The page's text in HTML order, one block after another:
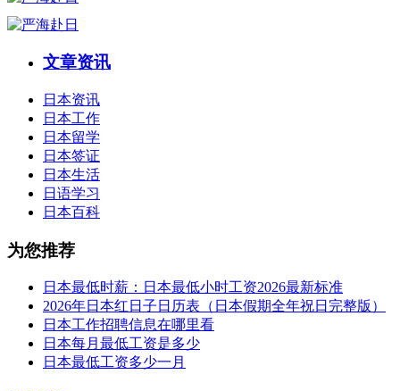
文章资讯
日本资讯
日本工作
日本留学
日本签证
日本生活
日语学习
日本百科
为您推荐
日本最低时薪：日本最低小时工资2026最新标准
2026年日本红日子日历表（日本假期全年祝日完整版）
日本工作招聘信息在哪里看
日本每月最低工资是多少
日本最低工资多少一月